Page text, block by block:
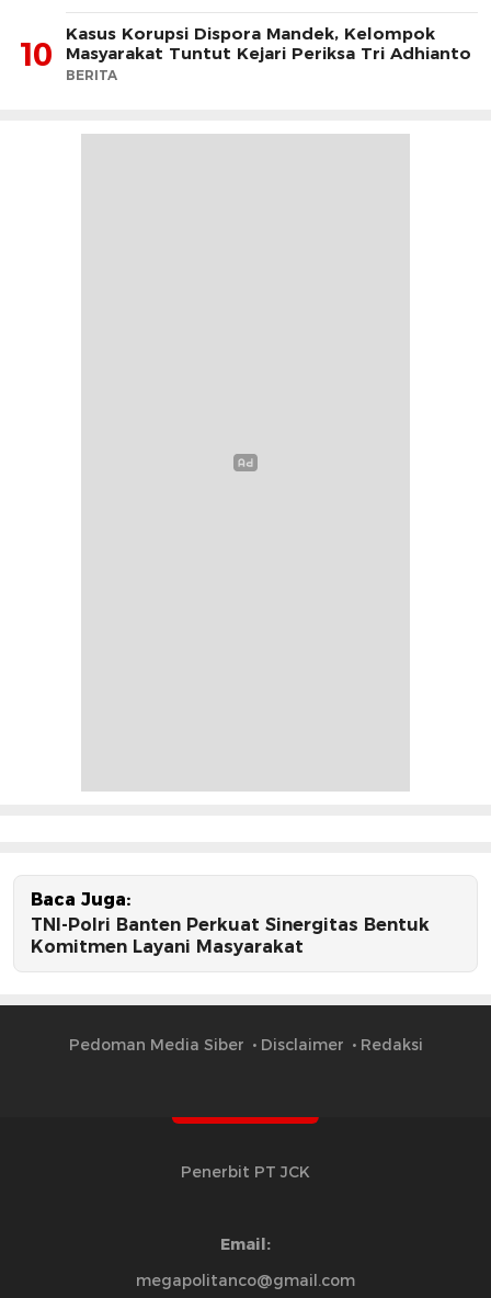
10
Kasus Korupsi Dispora Mandek, Kelompok
Masyarakat Tuntut Kejari Periksa Tri Adhianto
BERITA
Baca Juga:
TNI-Polri Banten Perkuat Sinergitas Bentuk
Komitmen Layani Masyarakat
Pedoman Media Siber Disclaimer Redaksi
Penerbit PT JCK
Email:
megapolitanco@gmail.com